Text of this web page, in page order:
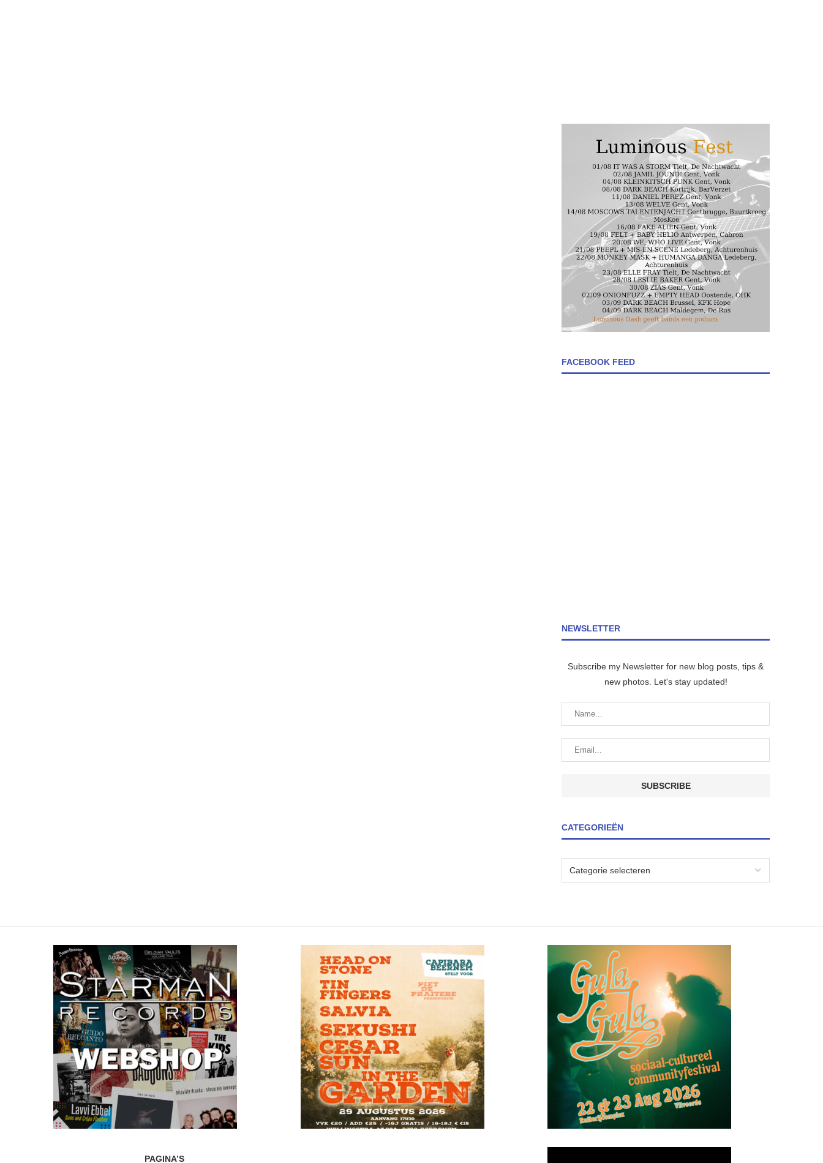
FACEBOOK FEED
NEWSLETTER
Subscribe my Newsletter for new blog posts, tips &
new photos. Let's stay updated!
CATEGORIEËN
PAGINA’S